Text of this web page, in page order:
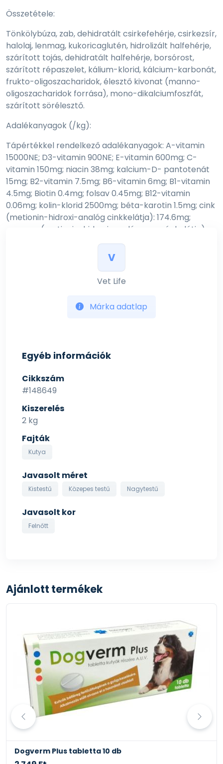
Összetétele:
Tönkölybúza, zab, dehidratált csirkefehérje, csirkezsír,
halolaj, lenmag, kukoricaglutén, hidrolizált halfehérje,
szárított tojás, dehidratált halfehérje, borsórost,
szárított répaszelet, kálium-klorid, kálcium-karbonát,
frukto-oligoszacharidok, élesztő kivonat (manno-
oligoszacharidok forrása), mono-dikalciumfoszfát,
szárított sörélesztő.
Adalékanyagok (/kg):
Tápértékkel rendelkező adalékanyagok: A-vitamin
15000NE; D3-vitamin 900NE; E-vitamin 600mg; C-
vitamin 150mg; niacin 38mg; kalcium-D- pantotenát
15mg; B2-vitamin 7.5mg; B6-vitamin 6mg; B1-vitamin
4.5mg; Biotin 0.4mg; folsav 0.45mg; B12-vitamin
0.06mg; kolin-klorid 2500mg; béta-karotin 1.5mg; cink
(metionin-hidroxi-analóg cinkkelátja): 174.6mg;
mangan (metionin-hidroxi-analóg mangánkelátja):
68mg; vas (glicin-hidrát vas (II)-kelátja): 43.1mg; réz
(metionin-hidroxi-analóg rézkelátja): 2.4mg; szelén
(vízmentes kalcium-jodát): 1.56mg; DL-metionin, ipari
tisztaságú 4500mg; taurin 2500mg; L-karnitin 450mg.
Érzékszervi tulajdonságokat javító adalékanyagok:
Analitikai összetevők:
Nyersfehérje 24.00%; nyerszsír 18.00%; nyersrost
3.40%; nyershamu 6.90%; kalcium 0.75%; foszfor 0.55%;
Omega-3 zsírsavak 1.20%; Omega-6 zsírsavak 3.80%;
EPA 0.25%; DHA 0.30%.
V
Vet Life
Márka adatlap
Egyéb információk
Cikkszám
#148649
Kiszerelés
2 kg
Fajták
Kutya
Javasolt méret
Kistestű Közepes testű Nagytestű
Javasolt kor
Felnőtt
Ajánlott termékek
Dogverm Plus tabletta 10 db